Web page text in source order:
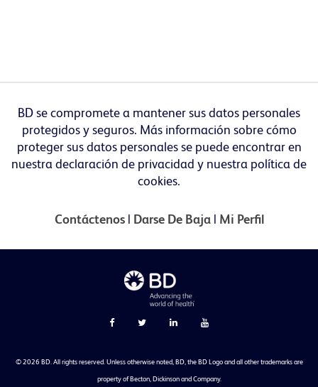
BD se compromete a mantener sus datos personales
protegidos y seguros. Más información sobre cómo
proteger sus datos personales se puede encontrar en
nuestra declaración de privacidad y nuestra política de
cookies.
Contáctenos| Darse De Baja| Mi Perfil
©2026 BD. All rights reserved. Unless otherwise noted, BD, the BD Logo and all other trademarks are
property of Becton, Dickinson and Company.